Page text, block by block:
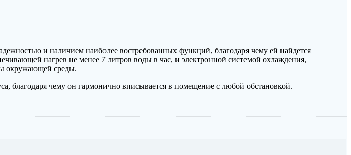
и наличием наиболее востребованных функций, благодаря чему ей найдется
нагрев не менее 7 литров воды в час, и электронной системой охлаждения,
окружающей среды.
благодаря чему он гармонично вписывается в помещение с любой обстановкой.